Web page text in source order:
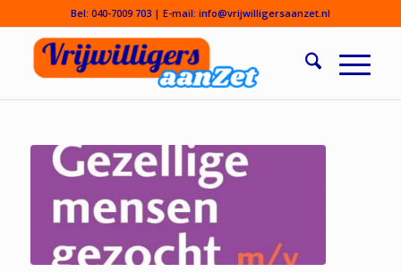
Bel: 040-7009 703| E-mail: info@vrijwilligersaanzet.nl